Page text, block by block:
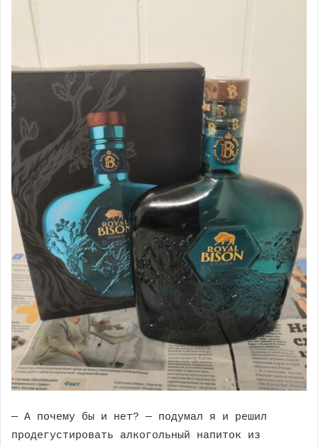
— А почему бы и нет? — подумал я и решил
продегустировать алкогольный напиток из